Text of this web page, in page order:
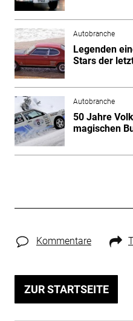
Autobranche
Legenden
Stars der
Autobranche
50 Jahre
magischen
Kommentare
ZUR STARTSEITE